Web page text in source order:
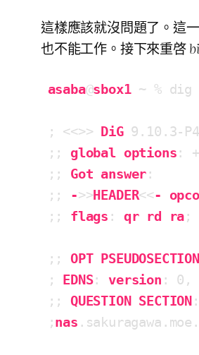
這樣應該就沒問題了。這
也不能工作。接下來重啓
asaba@sbox1 ~ % dig
; <<>> DiG 9 .10 .3-
;; global options : +
;; Got answer :
;; ->>HEADER<<-
;; flags : qr rd ra ;
;; OPT PSEUDOSECTION
; EDNS: version : 0,
;; QUESTION SECTION:
;nas .sakuragawa .moe